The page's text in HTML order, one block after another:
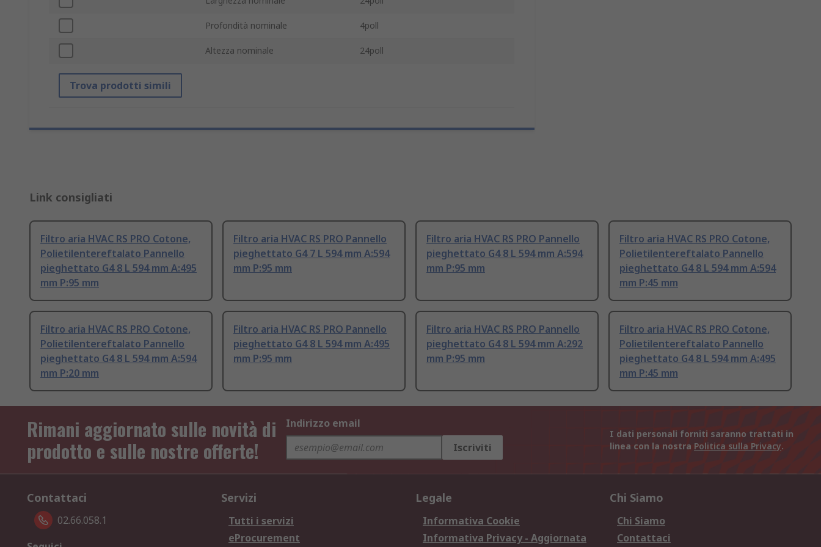
Profondità nominale 4poll
Altezza nominale 24poll
Trova prodotti simili
Link consigliati
Filtro aria HVAC RS PRO Cotone,
Polietilentereftalato Pannello
pieghettato G4 8 L 594 mm A:495
mm P:95 mm
Filtro aria HVAC RS PRO Pannello
pieghettato G4 7 L 594 mm A:594
mm P:95 mm
Filtro aria HVAC RS PRO Pannello
pieghettato G4 8 L 594 mm A:594
mm P:95 mm
Filtro aria HVAC RS PRO Cotone,
Polietilentereftalato Pannello
pieghettato G4 8 L 594 mm A:594
mm P:45 mm
Filtro aria HVAC RS PRO Cotone,
Polietilentereftalato Pannello
pieghettato G4 8 L 594 mm A:594
mm P:20 mm
Filtro aria HVAC RS PRO Pannello
pieghettato G4 8 L 594 mm A:495
mm P:95 mm
Filtro aria HVAC RS PRO Pannello
pieghettato G4 8 L 594 mm A:292
mm P:95 mm
Filtro aria HVAC RS PRO Cotone,
Polietilentereftalato Pannello
pieghettato G4 8 L 594 mm A:495
mm P:45 mm
Rimani aggiornato sulle novità di
prodotto e sulle nostre offerte!
Indirizzo email
Iscriviti
I dati personali forniti saranno trattati in
linea con la nostra Politica sulla Privacy.
Contattaci
02.66.058.1
Servizi
Tutti i servizi
eProcurement
Legale
Informativa Cookie
Informativa Privacy - Aggiornata
Chi Siamo
Chi Siamo
Contattaci